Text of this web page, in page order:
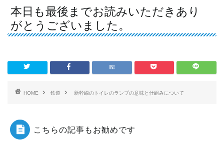
本日も最後までお読みいただきあり
がとうございました。
HOME 鉄道 新幹線のトイレのランプの意味と仕組みについて
こちらの記事もお勧めです